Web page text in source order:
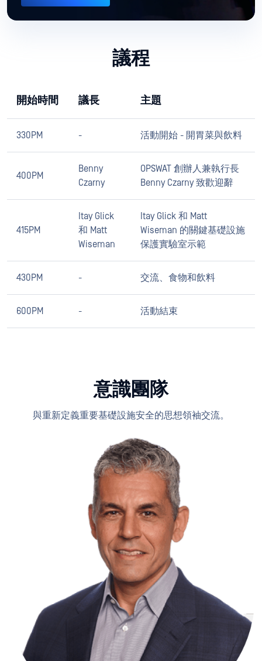
議程
開始時間 議長 主題
330PM - 活動開始 - 開胃菜與飲料
400PM
Benny
Czarny
OPSWAT 創辦人兼執行長
Benny Czarny 致歡迎辭
415PM
Itay Glick
和 Matt
Wiseman
Itay Glick 和 Matt
Wiseman 的關鍵基礎設施
保護實驗室示範
430PM - 交流、食物和飲料
600PM - 活動結束
意識團隊
與重新定義重要基礎設施安全的思想領袖交流。